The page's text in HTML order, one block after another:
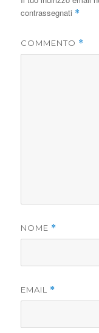
contrassegnati *
COMMENTO *
NOME *
EMAIL *